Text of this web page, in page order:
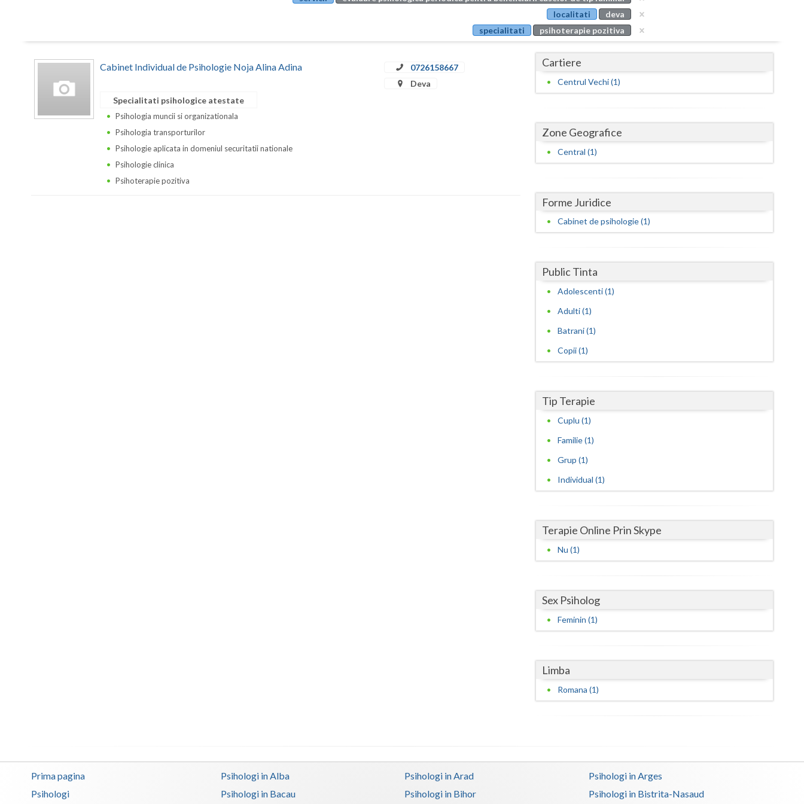
Buzau
Calarasi
Caras-Severin
Giurgiu
Maramures
Mehedinti
Salaj
Teleorman
Valcea
localitati
deva
specialitati
psihoterapie pozitiva
Cabinet Individual de Psihologie Noja Alina Adina
0726158667
Deva
Specialitati psihologice atestate
Psihologia muncii si organizationala
Psihologia transporturilor
Psihologie aplicata in domeniul securitatii nationale
Psihologie clinica
Psihoterapie pozitiva
Cartiere
Centrul Vechi (1)
Zone Geografice
Central (1)
Forme Juridice
Cabinet de psihologie (1)
Public Tinta
Adolescenti (1)
Adulti (1)
Batrani (1)
Copii (1)
Tip Terapie
Cuplu (1)
Familie (1)
Grup (1)
Individual (1)
Terapie Online Prin Skype
Nu (1)
Sex Psiholog
Feminin (1)
Limba
Romana (1)
Prima pagina
Psihologi
Psihologi in Alba Psihologi in Arad
Psihologi in Arges
Psihologi in Bacau
Psihologi in Bihor Psihologi in Bistrita-Nasaud